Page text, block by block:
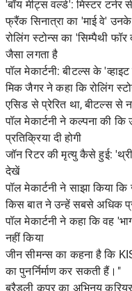
'बॉय मीट्स वर्ल्ड': मिस्टर टर्नर
फ्रैंक सिनात्रा का 'माई वे'
रोलिंग स्टोन्स का 'सिम्पैथी
जैसा लगता है
पॉल मेकार्टनी: बीटल्स के
मिक जैगर ने कहा कि रोलिंग
एसिड से प्रेरित था, बीटल्स से
पॉल मेकार्टनी ने कल्पना की
प्रतिक्रिया दी होगी
जॉन रिटर की मृत्यु कैसे हुई:
देखें
पॉल मेकार्टनी ने साझा किया
किस बात ने उन्हें सबसे अधिक
पॉल मेकार्टनी ने कहा कि वह
नहीं किया
जीन सीमन्स का कहना है कि
का पुनर्निर्माण कर सकती हैं।"
ब्रैडली कूपर का अभिनय